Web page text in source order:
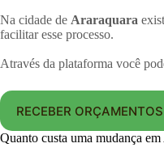
Na cidade de Araraquara
facilitar esse processo.
Através da plataforma você
RECEBER ORÇAMENTOS
Quanto custa uma mudança